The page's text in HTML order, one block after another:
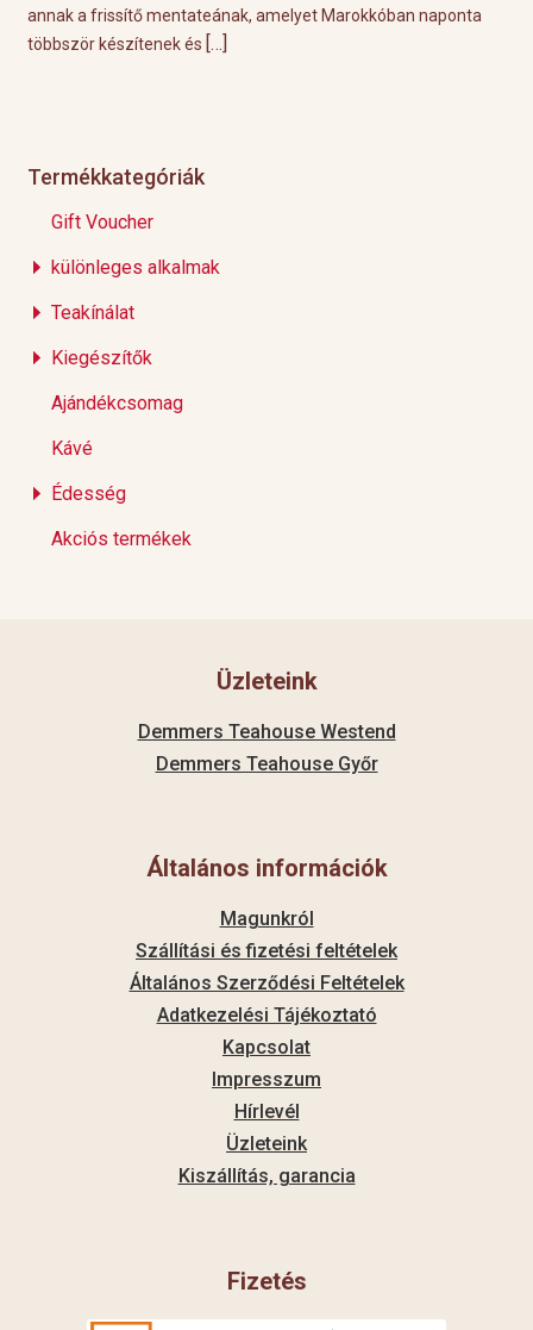
annak a frissítő mentateának, amelyet Marokkóban naponta
többször készítenek és […]
Termékkategóriák
Gift Voucher
különleges alkalmak
Teakínálat
Kiegészítők
Ajándékcsomag
Kávé
Édesség
Akciós termékek
Üzleteink
Demmers Teahouse Westend
Demmers Teahouse Győr
Általános információk
Magunkról
Szállítási és fizetési feltételek
Általános Szerződési Feltételek
Adatkezelési Tájékoztató
Kapcsolat
Impresszum
Hírlevél
Üzleteink
Kiszállítás, garancia
Fizetés